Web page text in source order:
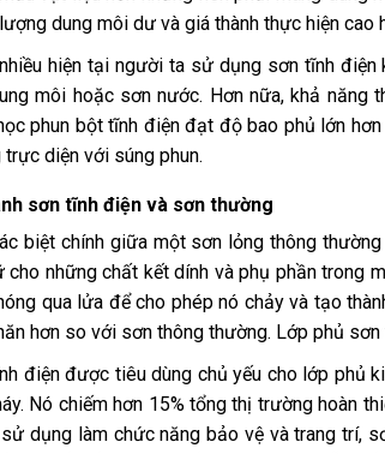
lượng dung môi dư và giá thành thực hiện cao
hiện tại người ta sử dụng sơn tĩnh
môi hoặc sơn nước. Hơn nữa, khả
phun bột tĩnh điện đạt độ bao phủ lớn
trực diện với súng phun.
sơn tĩnh điện và sơn thường
biệt chính giữa một sơn lỏng thông
cho những chất kết dính và phụ phần trong
qua lửa để cho phép nó chảy và tạo
hơn so với sơn thông thường. Lớp phủ
điện được tiêu dùng chủ yếu cho lớp phủ
Nó chiếm hơn 15% tổng thị trường hoàn
dụng làm chức năng bảo vệ và trang trí,